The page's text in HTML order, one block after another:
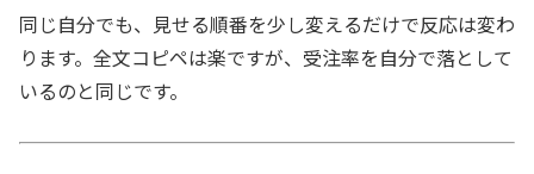
同じ自分でも、見せる順番を少し変えるだけで反応は変わ
ります。全文コピペは楽ですが、受注率を自分で落として
いるのと同じです。